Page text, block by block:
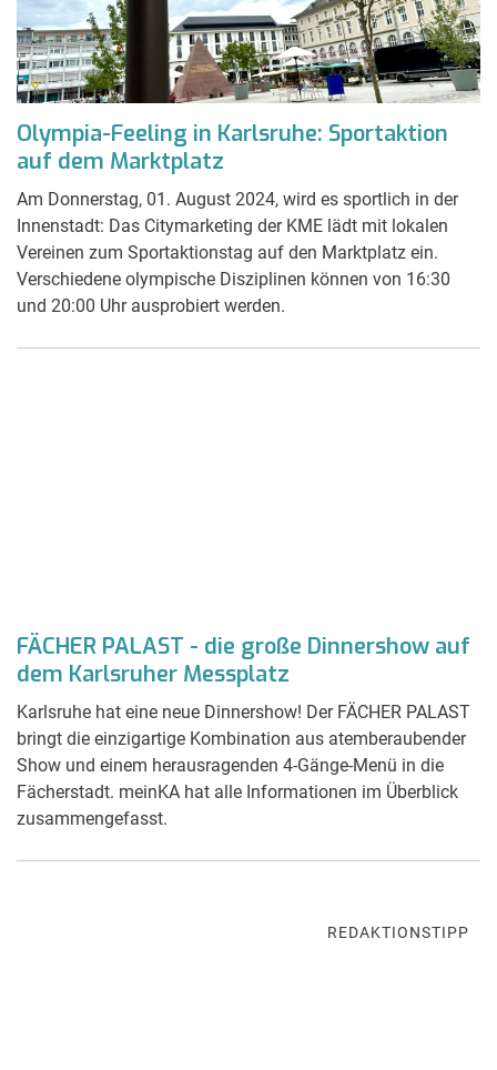
Olympia-Feeling in Karlsruhe: Sportaktion
auf dem Marktplatz
Am Donnerstag, 01. August 2024, wird es sportlich in der
Innenstadt: Das Citymarketing der KME lädt mit lokalen
Vereinen zum Sportaktionstag auf den Marktplatz ein.
Verschiedene olympische Disziplinen können von 16:30
und 20:00 Uhr ausprobiert werden.
FÄCHER PALAST - die große Dinnershow auf
dem Karlsruher Messplatz
Karlsruhe hat eine neue Dinnershow! Der FÄCHER PALAST
bringt die einzigartige Kombination aus atemberaubender
Show und einem herausragenden 4-Gänge-Menü in die
Fächerstadt. meinKA hat alle Informationen im Überblick
zusammengefasst.
REDAKTIONSTIPP